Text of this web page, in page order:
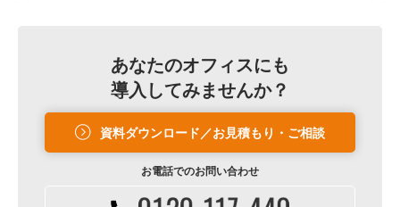
あなたのオフィスにも
導入してみませんか？
資料ダウンロード／お見積もり・ご相談
お電話でのお問い合わせ